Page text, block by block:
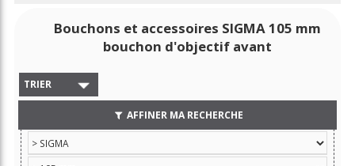
Bouchons et accessoires SIGMA 105 mm
bouchon d'objectif avant
TRIER
AFFINER MA RECHERCHE